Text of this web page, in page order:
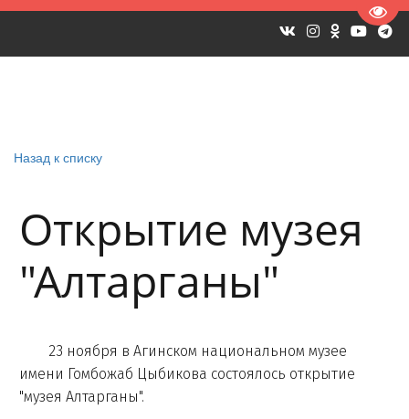
Назад к списку
Открытие музея
"Алтарганы"
23 ноября в Агинском национальном музее
имени Гомбожаб Цыбикова состоялось открытие
"музея Алтарганы".